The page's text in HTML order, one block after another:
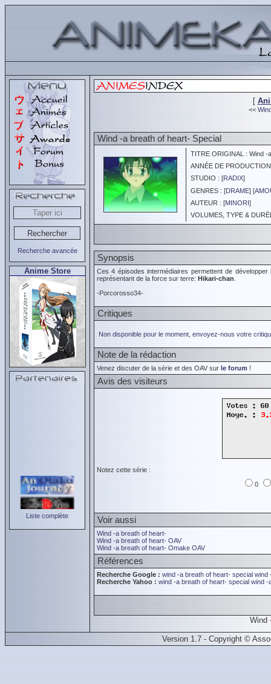
Recherche avancée
Anime Store
Liste complète
[
<<
Wind -a breath of heart- Special
TITRE ORIGINAL : Wind -
ANNÉE DE
STUDIO : [RADIX]
GENRES : [DRAME] [
AUTEUR : [MINORI]
VOLUMES, TYPE &
Synopsis
Ces 4 épisodes intermédiaires permettent de
représentant de la force sur terre: Hikari-chan
-Porcorosso34-
Critiques
Non disponible pour le moment, envoyez-nous votre
Note de la rédaction
Venez discuter de la série et des OAV sur le forum !
Avis des visiteurs
Notez cette série :
0
Voir aussi
Wind -a breath of heart-
Wind -a breath of heart- OAV
Wind -a breath of heart- Omake OAV
Références
Recherche Google : wind -a breath of heart- special wind
Recherche Yahoo : wind -a breath of heart- special wind -
Wind
Version 1.7 - Copyright ©